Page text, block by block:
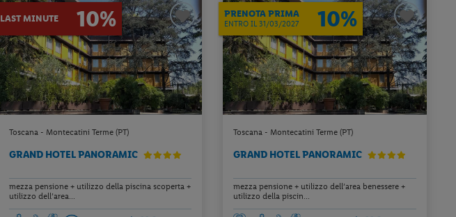
LAST MINUTE 10%
Toscana - Montecatini Terme (PT)
GRAND HOTEL PANORAMIC
mezza pensione + utilizzo della piscina scoperta +
utilizzo dell’area...
PRENOTA PRIMA
ENTRO IL 31/03/2027 10%
Toscana - Montecatini Terme (PT)
GRAND HOTEL PANORAMIC
mezza pensione + utilizzo dell’area benessere +
utilizzo della piscin...